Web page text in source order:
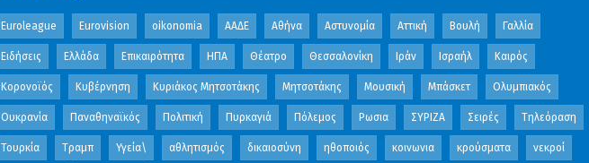
Euroleague Eurovision oikonomia ΑΑΔΕ Αθήνα Αστυνομία Αττική Βουλή Γαλλία
Ειδήσεις Ελλάδα Επικαιρότητα ΗΠΑ Θέατρο Θεσσαλονίκη Ιράν Ισραήλ Καιρός
Κορονοϊός Κυβέρνηση Κυριάκος Μητσοτάκης Μητσοτάκης Μουσική Μπάσκετ Ολυμπιακός
Ουκρανία Παναθηναϊκός Πολιτική Πυρκαγιά Πόλεμος Ρωσια ΣΥΡΙΖΑ Σειρές Τηλεόραση
Τουρκία Τραμπ Υγεία\ αθλητισμός δικαιοσύνη ηθοποιός κοινωνια κρούσματα νεκροί